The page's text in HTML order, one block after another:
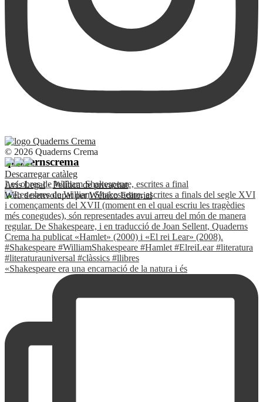
quadernscrema
Les obres de William Shakespeare, escrites a final
«Shakespeare era una encarnació de la natura i és
© 2026 Quaderns Crema
Descarregar catàleg
Avís Legal·Política de privacitat
Web desenvolupat perWébico Editorial